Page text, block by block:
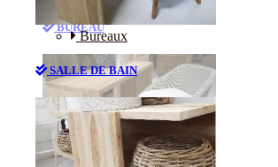
Bureaux
SALLE DE BAIN
BUREAU